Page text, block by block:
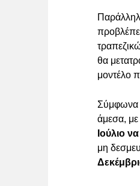
θα
μοντέλο
Σύμφωνα
άμεσα,
Ιούλιο
μη